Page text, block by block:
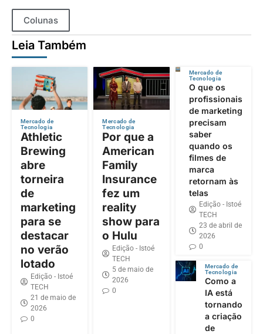
Colunas
Leia Também
Mercado de
Tecnologia
Athletic
Brewing
abre
torneira
de
marketing
para se
destacar
no verão
lotado
Edição - Istoé
TECH
21 de maio de
2026
0
Mercado de
Tecnologia
Por que a
American
Family
Insurance
fez um
reality
show para
o Hulu
Edição - Istoé
TECH
5 de maio de
2026
0
Mercado de
Tecnologia
O que os
profissionais
de marketing
precisam
saber
quando os
filmes de
marca
retornam às
telas
Edição - Istoé
TECH
23 de abril de
2026
0
Mercado de
Tecnologia
Como a
IA está
tornando
a criação
de